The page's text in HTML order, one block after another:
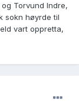
Torvund Indre,
sokn høyrde til
vart oppretta,